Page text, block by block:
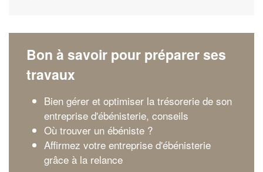
Bon à savoir pour préparer ses
travaux
Bien gérer et optimiser la trésorerie de son
entreprise d'ébénisterie, conseils
Où trouver un ébéniste ?
Affirmez votre entreprise d'ébénisterie
grâce à la relance